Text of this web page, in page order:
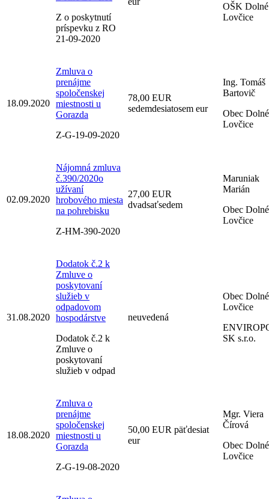
Z o poskytnutí
príspevku z RO
21-09-2020
OŠK Dolné
Lovčice
18.09.2020
Zmluva o
prenájme
spoločenskej
miestnosti u
Gorazda
Z-G-19-09-2020
78,00 EUR
sedemdesiatosem eur
Ing. Tomáš
Bartovič
Obec Dolné
Lovčice
02.09.2020
Nájomná zmluva
č.390/2020o
užívaní
hrobového miesta
na pohrebisku
Z-HM-390-2020
27,00 EUR
dvadsaťsedem
Maruniak
Marián
Obec Dolné
Lovčice
31.08.2020
Dodatok č.2 k
Zmluve o
poskytovaní
služieb v
odpadovom
hospodárstve
Dodatok č.2 k
Zmluve o
poskytovaní
služieb v odpad
neuvedená
Obec Dolné
Lovčice
SK s.r.o.
18.08.2020
Zmluva o
prenájme
spoločenskej
miestnosti u
Gorazda
Z-G-19-08-2020
50,00 EUR päťdesiat
eur
Mgr. Viera
Čírová
Obec Dolné
Lovčice